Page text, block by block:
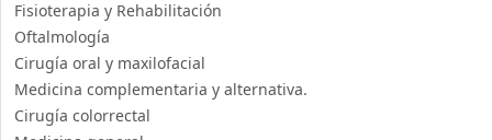
Fisioterapia y Rehabilitación
Oftalmología
Cirugía oral y maxilofacial
Medicina complementaria y alternativa.
Cirugía colorrectal